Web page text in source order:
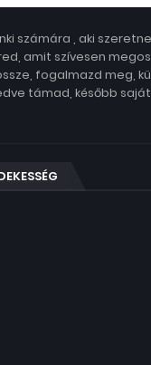
számára , aki
amit szívesen
fogalmazd meg,
támad, később